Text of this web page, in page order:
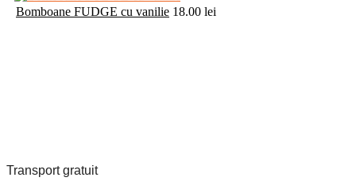
Bomboane FUDGE cu vanilie 18.00 lei
Transport gratuit